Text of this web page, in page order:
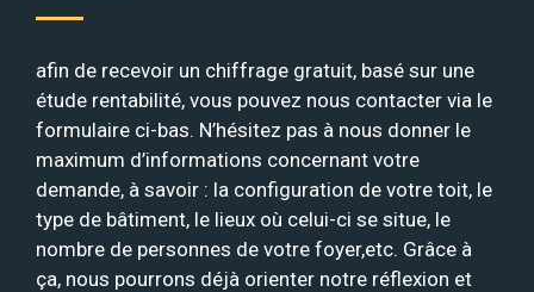
afin de recevoir un chiffrage gratuit, basé sur une
étude rentabilité, vous pouvez nous contacter via le
formulaire ci-bas. N’hésitez pas à nous donner le
maximum d’informations concernant votre
demande, à savoir : la configuration de votre toit, le
type de bâtiment, le lieux où celui-ci se situe, le
nombre de personnes de votre foyer,etc. Grâce à
ça, nous pourrons déjà orienter notre réflexion et